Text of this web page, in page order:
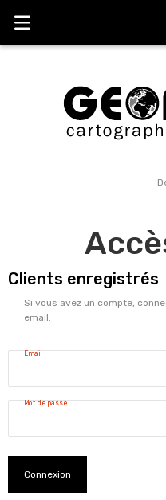
Clients enregistrés
Si vous avez un compte,
email.
Email
Mot de passe
Connexion